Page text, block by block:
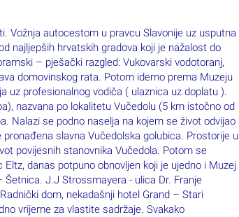
Vožnja autocestom u pravcu Slavonije uz usputna
najljepših hrvatskih gradova koji je nažalost do
– pješački razgled: Vukovarski vodotoranj,
domovinskog rata. Potom idemo prema Muzeju
uz profesionalnog vodiča ( ulaznica uz doplatu ).
nazvana po lokalitetu Vučedolu (5 km istočno od
Nalazi se podno naselja na kojem se život odvijao
slavna Vučedolska golubica. Prostorije u
povijesnih stanovnika Vučedola. Potom se
danas potpuno obnovljen koji je ujedno i Muzej
Šetnica. J.J Strossmayera - ulica Dr. Franje
dom, nekadašnji hotel Grand – Stari
vrijeme za vlastite sadržaje. Svakako